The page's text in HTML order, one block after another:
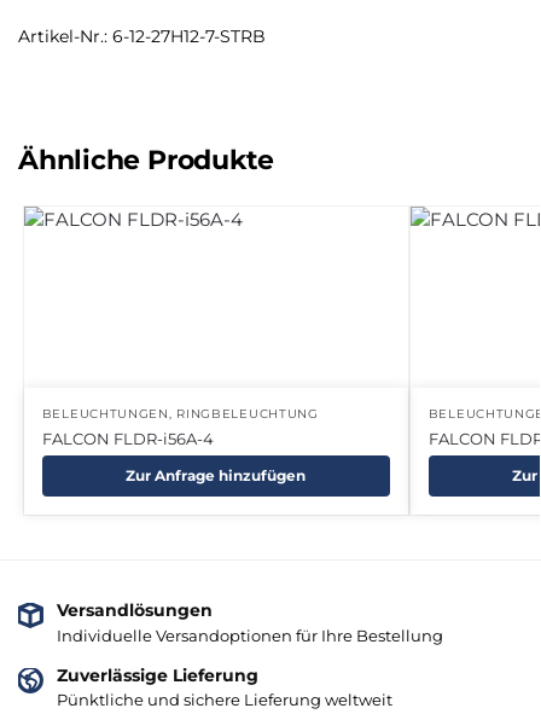
Artikel-Nr.: 6-12-27H12-7-STRB
Ähnliche Produkte
BELEUCHTUNGEN, RINGBELEUCHTUNG
FALCON FLDR-i56A-4
Zur Anfrage hinzufügen
FALCON
Versandlösungen
Individuelle Versandoptionen für Ihre Bestellung
Zuverlässige Lieferung
Pünktliche und sichere Lieferung weltweit